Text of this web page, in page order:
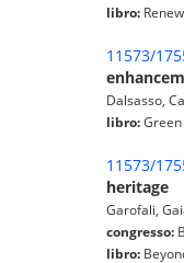
libro:
11573/
Dalsasso,
libro:Green
11573/
heritage
Garofali,
congresso:
libro: